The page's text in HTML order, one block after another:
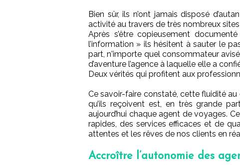
Bien sûr, ils n’ont jamais disposé
activité au travers de très nombreux
Après s’être copieusement
l’information » ils hésitent à sauter le
part, n'importe quel consommateur
d’aventure l’agence à laquelle elle a
Deux vérités qui profitent aux
Ce savoir-faire constaté, cette fluidité
qu’ils reçoivent est, en très grande
aujourd’hui chaque agent de voyages.
rapides, des services efficaces et de
attentes et les rêves de nos clients en
Accroître l’autonomie des